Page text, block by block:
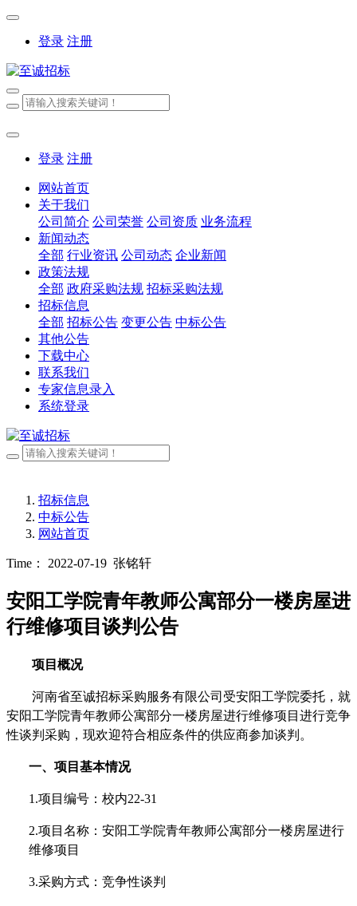
登录 注册
登录 注册
网站首页
关于我们
公司简介 公司荣誉 公司资质 业务流程
新闻动态
全部 行业资讯 公司动态 企业新闻
政策法规
全部 政府采购法规 招标采购法规
招标信息
全部 招标公告 变更公告 中标公告
其他公告
下载中心
联系我们
专家信息录入
系统登录
招标信息
中标公告
网站首页
Time： 2022-07-19 张铭轩
安阳工学院青年教师公寓部分一楼房屋进
行维修项目谈判公告
项目概况
河南省至诚招标采购服务有限公司受安阳工学院委托，就
安阳工学院青年教师公寓部分一楼房屋进行维修项目进行竞争
性谈判采购，现欢迎符合相应条件的供应商参加谈判。
一、项目基本情况
1.项目编号：校内22-31
2.项目名称：安阳工学院青年教师公寓部分一楼房屋进行
维修项目
3.采购方式：竞争性谈判